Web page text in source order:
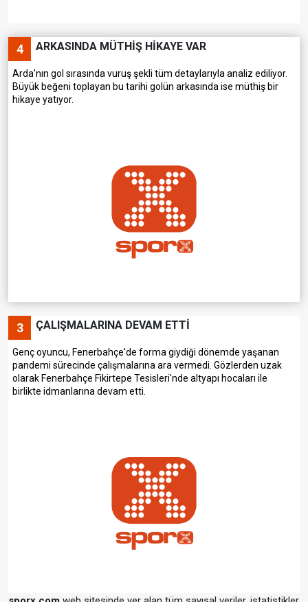
4 ARKASINDA MÜTHİŞ HİKAYE VAR
Arda'nın gol sırasında vuruş şekli tüm detaylarıyla analiz ediliyor.
Büyük beğeni toplayan bu tarihi golün arkasında ise müthiş bir
hikaye yatıyor.
3 ÇALIŞMALARINA DEVAM ETTİ
Genç oyuncu, Fenerbahçe'de forma giydiği dönemde yaşanan
pandemi sürecinde çalışmalarına ara vermedi. Gözlerden uzak
olarak Fenerbahçe Fikirtepe Tesisleri'nde altyapı hocaları ile
birlikte idmanlarına devam etti.